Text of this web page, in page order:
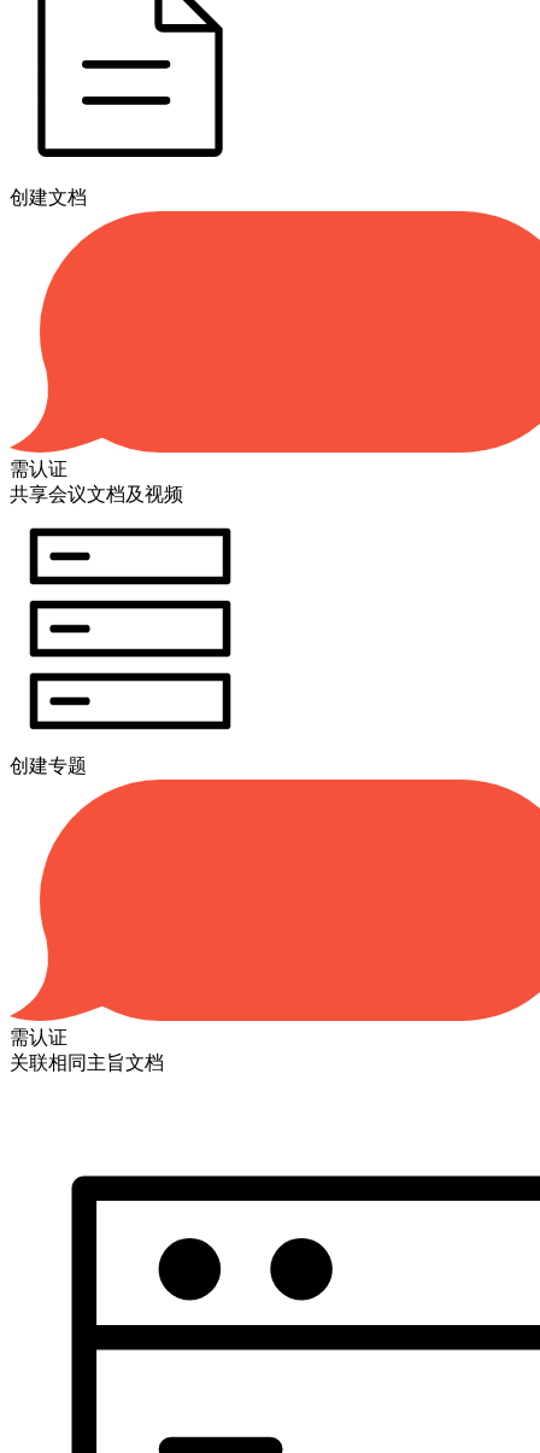
创建文档
需认证
共享会议文档及视频
创建专题
需认证
关联相同主旨文档